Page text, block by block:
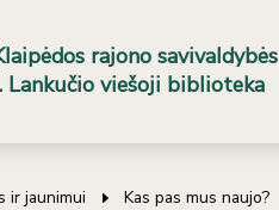
rajono savivaldybės
Lankučio viešoji biblioteka
ir jaunimui Kas pas mus naujo?